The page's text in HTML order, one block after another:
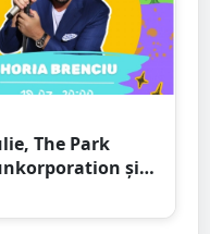
The Park
și
activități